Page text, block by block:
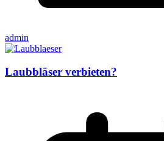
admin
Laubbläser verbieten?